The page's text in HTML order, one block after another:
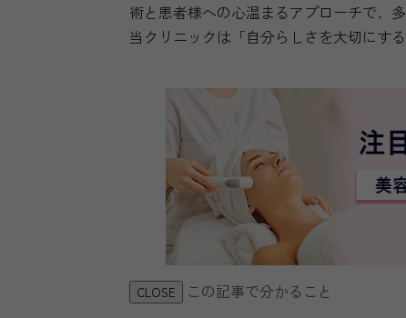
術と患者様への心温まるアプローチで、
当クリニックは「自分らしさを大切にす
CLOSE この記事で分かること